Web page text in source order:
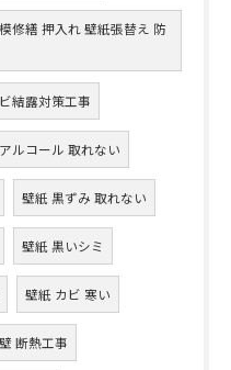
修繕 押入れ 壁紙張替え 防
結露対策工事
ルコール 取れない
壁紙 黒ずみ 取れない
壁紙 黒いシミ
壁紙 カビ 寒い
断熱工事